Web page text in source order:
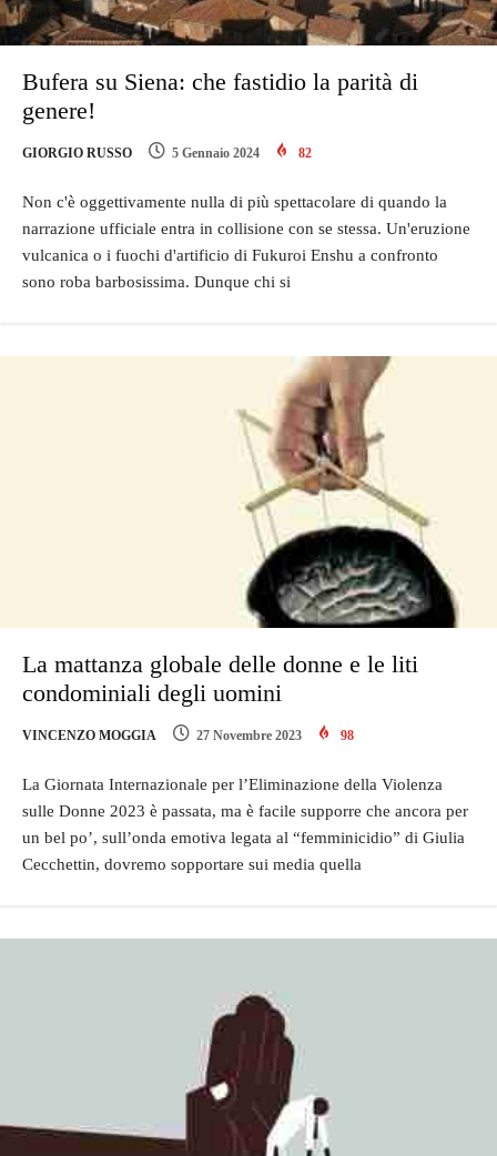
Bufera su Siena: che fastidio la parità di
genere!
GIORGIO RUSSO 5 Gennaio 2024 82
Non c'è oggettivamente nulla di più spettacolare di quando la
narrazione ufficiale entra in collisione con se stessa. Un'eruzione
vulcanica o i fuochi d'artificio di Fukuroi Enshu a confronto
sono roba barbosissima. Dunque chi si
La mattanza globale delle donne e le liti
condominiali degli uomini
VINCENZO MOGGIA 27 Novembre 2023 98
La Giornata Internazionale per l’Eliminazione della Violenza
sulle Donne 2023 è passata, ma è facile supporre che ancora per
un bel po’, sull’onda emotiva legata al “femminicidio” di Giulia
Cecchettin, dovremo sopportare sui media quella